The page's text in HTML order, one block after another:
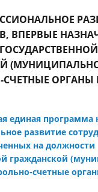
ВПЕРВЫЕ
единая программа
развитие
на должности
гражданской
счетные